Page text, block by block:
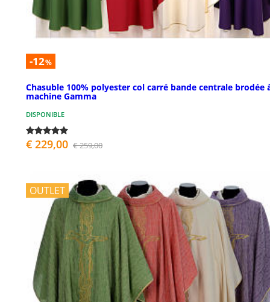
-12%
Chasuble 100% polyester col carré bande centrale brodée
machine Gamma
DISPONIBLE
€ 229,00 € 259,00
OUTLET